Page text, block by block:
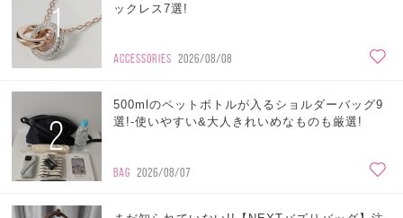
1
ックレス7選!
ACCESSORIES 2026/08/08
2
500mlのペットボトルが入るショルダーバッグ9
選!-使いやすい&大人きれいめなものも厳選!
BAG 2026/08/07